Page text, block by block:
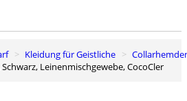
Kleidung für Geistliche
Schwarz, Leinenmischgewebe, CocoCler